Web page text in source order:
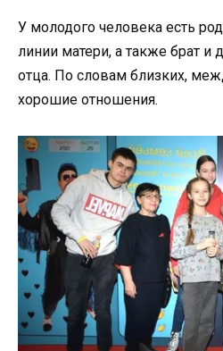
У молодого человека есть
линии матери, а также брат и
отца. По словам близких,
хорошие отношения.